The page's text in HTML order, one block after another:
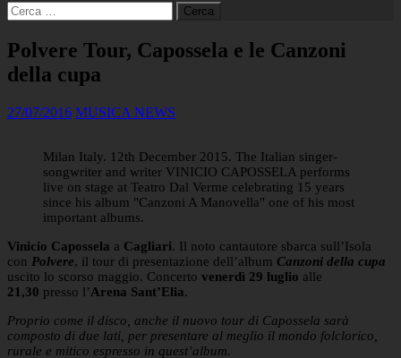
Ricerca
per:
Polvere Tour, Capossela e le Canzoni
della cupa
27/07/2016 MUSICA NEWS
Milan Italy. 12th December 2015. The Italian singer-
songwriter and writer VINICIO CAPOSSELA performs
live on stage at Teatro Dal Verme celebrating 15 years
since his album "Canzoni A Manovella" one of his most
important albums.
Vinicio Capossela a Cagliari. Il noto cantautore sbarca sull’Isola
con Polvere, il tour di presentazione dell’album Canzoni della cupa
uscito lo scorso maggio. Concerto venerdì 29 luglio alle
21,30 presso l’Arena Sant’Elia.
Proprio come il disco, anche il nuovo tour di Capossela sarà
composto di due lati, per presentare al meglio il mondo folclorico,
rurale e mitico espresso in quest’album.